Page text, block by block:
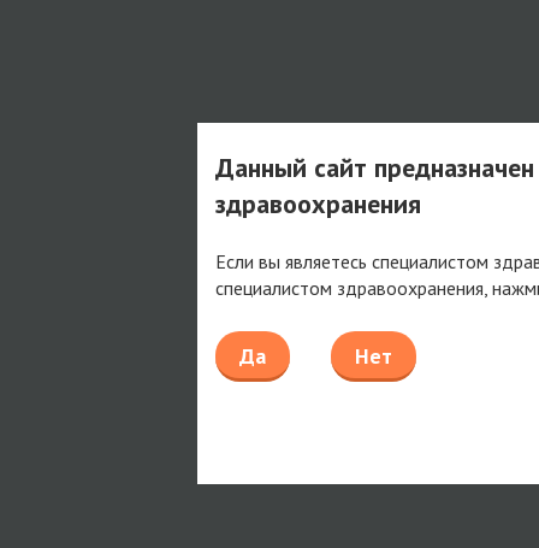
Данный сайт
здравоохранения
Если вы являетесь специалистом
специалистом здравоохранения,
Да Нет